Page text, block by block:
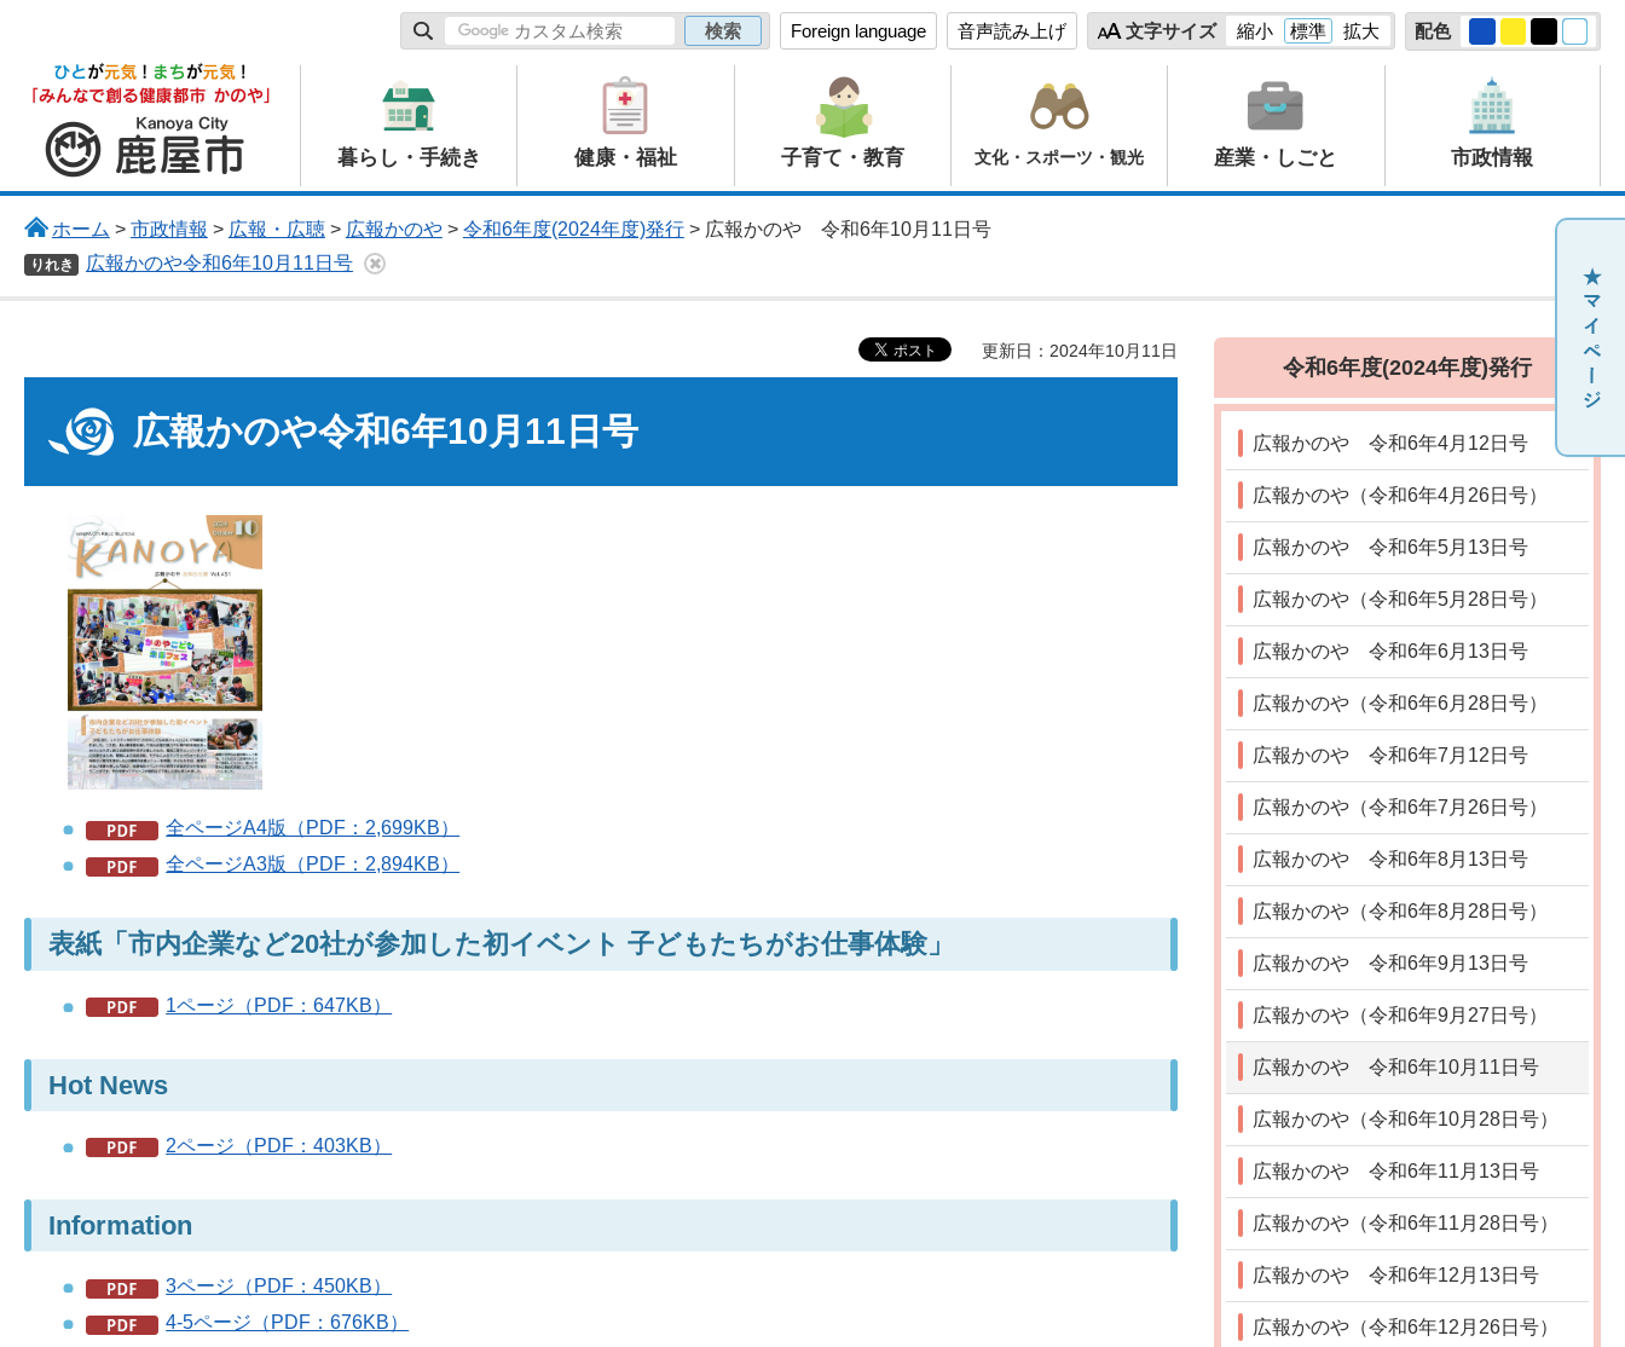
Foreign language 音声読み上げ 文字サイズ 縮小 標準 拡大 配色
鹿屋市
暮らし・手続き 健康・福祉 子育て・教育 文化・スポーツ・観光 産業・しごと 市政情報
ホーム > 市政情報 > 広報・広聴> 広報かのや> 令和6年度(2024年度)発行> 広報かのや 令和6年10月11日号
りれき 広報かのや令和6年10月11日号
更新日：2024年10月11日
広報かのや令和6年10月11日号
全ページA4版（PDF：2,699KB）
全ページA3版（PDF：2,894KB）
表紙「市内企業など20社が参加した初イベント 子どもたちがお仕事体験」
1ページ（PDF：647KB）
Hot News
2ページ（PDF：403KB）
Information
3ページ（PDF：450KB）
4-5ページ（PDF：676KB）
令和6年度(2024年度)発行
広報かのや 令和6年4月12日号
広報かのや（令和6年4月26日号）
広報かのや 令和6年5月13日号
広報かのや（令和6年5月28日号）
広報かのや 令和6年6月13日号
広報かのや（令和6年6月28日号）
広報かのや 令和6年7月12日号
広報かのや（令和6年7月26日号）
広報かのや 令和6年8月13日号
広報かのや（令和6年8月28日号）
広報かのや 令和6年9月13日号
広報かのや（令和6年9月27日号）
広報かのや 令和6年10月11日号
広報かのや（令和6年10月28日号）
広報かのや 令和6年11月13日号
広報かのや（令和6年11月28日号）
広報かのや 令和6年12月13日号
広報かのや（令和6年12月26日号）